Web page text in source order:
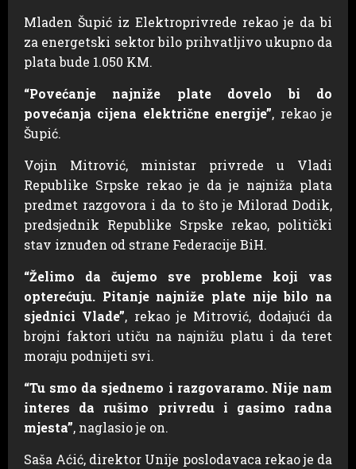
Mladen Šupić iz Elektroprivrede rekao je da bi
za energetski sektor bilo prihvatljivo ukupno da
plata bude 1.050 KM.
“Povećanje najniže plate dovelo bi do
povećanja cijena električne energije”, rekao je
Šupić.
Vojin Mitrović, ministar privrede u Vladi
Republike Srpske rekao je da je najniža plata
predmet razgovora i da to što je Milorad Dodik,
predsjednik Republike Srpske rekao, politički
stav iznuđen od strane Federacije BiH.
“Želimo da čujemo sve probleme koji vas
opterećuju. Pitanje najniže plate nije bilo na
sjednici Vlade”, rekao je Mitrović, dodajući da
brojni faktori utiču na najnižu platu i da teret
moraju podnijeti svi.
“Tu smo da sjednemo i razgovaramo. Nije nam
interes da rušimo privredu i gasimo radna
mjesta”, naglasio je on.
Saša Aćić, direktor Unije poslodavaca rekao je da